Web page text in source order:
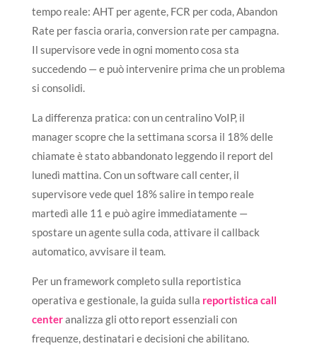
tempo reale: AHT per agente, FCR per coda, Abandon
Rate per fascia oraria, conversion rate per campagna.
Il supervisore vede in ogni momento cosa sta
succedendo — e può intervenire prima che un problema
si consolidi.
La differenza pratica: con un centralino VoIP, il
manager scopre che la settimana scorsa il 18% delle
chiamate è stato abbandonato leggendo il report del
lunedì mattina. Con un software call center, il
supervisore vede quel 18% salire in tempo reale
martedì alle 11 e può agire immediatamente —
spostare un agente sulla coda, attivare il callback
automatico, avvisare il team.
Per un framework completo sulla reportistica
operativa e gestionale, la guida sulla reportistica call
centeranalizza gli otto report essenziali con
frequenze, destinatari e decisioni che abilitano.